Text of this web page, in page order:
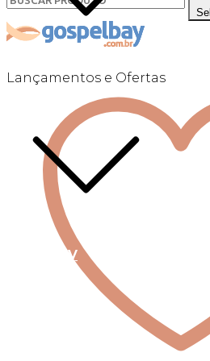
Lançamentos e Ofertas
Linha +QV